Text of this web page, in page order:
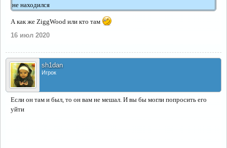
не находился
А как же ZiggWood или кто там
16 июл 2020
sh1dan
Игрок
Если он там и был, то он вам не мешал. И вы бы могли попросить его
уйти